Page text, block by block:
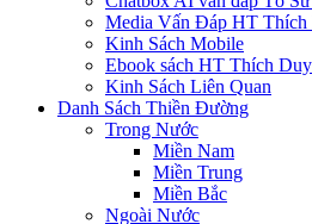
Media Vấn Đáp HT
Kinh Sách Mobile
Ebook sách HT Thích
Kinh Sách Liên Quan
Danh Sách Thiền Đường
Trong Nước
Miền Nam
Miền Trung
Miền Bắc
Ngoài Nước